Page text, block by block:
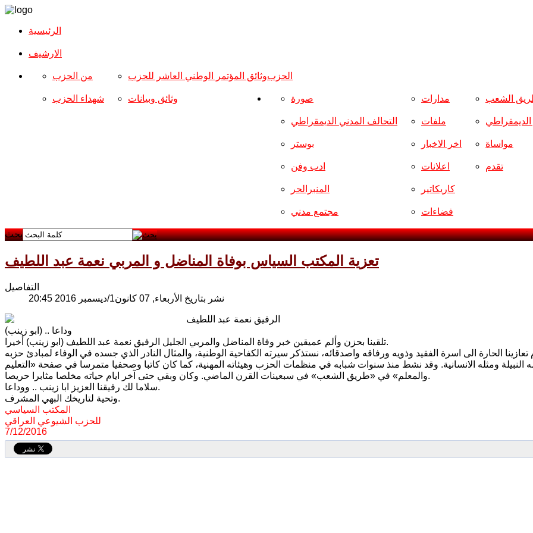
الرئيسية
الارشیف
الحزب من الحزب
شهداء الحزب
وثائق المؤتمر الوطني العاشر للحزب
وثائق وبيانات صورة
التحالف المدني الديمقراطي
بوستر
ادب وفن
المنبرالحر
مجتمع مدني
مدارات
ملفات
اخر الاخبار
اعلانات
كاريكاتير
فضاءات
الشعب
الديمقراطي
مواساة
تقدم
بحث
تعزية المكتب السياس بوفاة المناضل و المربي نعمة عبد اللطيف
التفاصيل
نشر بتاريخ الأربعاء, 07 كانون1/ديسمبر 2016 20:45
الرفيق نعمة عبد اللطيف
(ابو زينب) .. وداعا
تلقينا بحزن وألم عميقين خبر وفاة المناضل والمربي الجليل الرفيق نعمة عبد اللطيف (ابو زينب) أخيرا.
تعازينا الحارة الى اسرة الفقيد وذويه ورفاقه واصدقائه، نستذكر سيرته الكفاحية الوطنية، والمثال النادر الذي جسده في الوفاء لمبادئ حزبه
النبيلة ومثله الانسانية. وقد نشط منذ سنوات شبابه في منظمات الحزب وهيئاته المهنية، كما كان كاتبا وصحفيا متمرسا في صفحة «التعليم
والمعلم» في «طريق الشعب» في سبعينات القرن الماضي. وكان وبقي حتى آخر ايام حياته مخلصا مثابرا حريصا.
سلاما لك رفيقنا العزيز ابا زينب .. ووداعا.
وتحية لتاريخك البهي المشرف.
المكتب السياسي
للحزب الشيوعي العراقي
7/12/2016